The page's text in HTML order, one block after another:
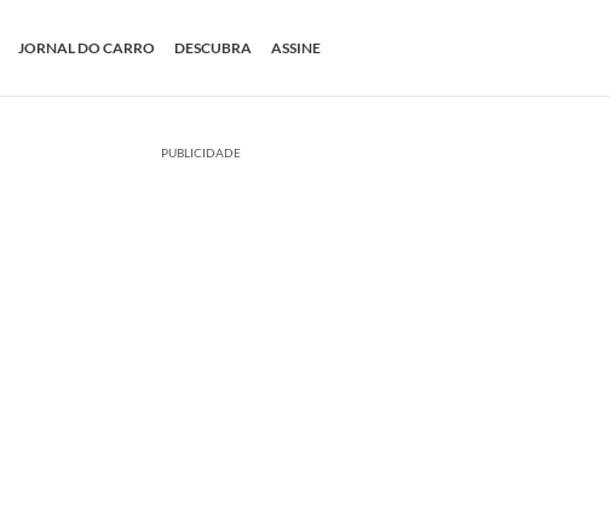
JORNAL DO CARRO DESCUBRA ASSINE
PUBLICIDADE